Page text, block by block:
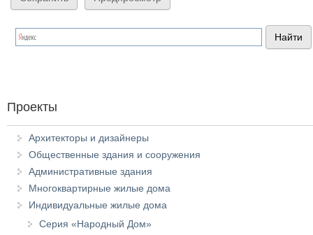
Проекты
Архитекторы и дизайнеры
Общественные здания и сооружения
Административные здания
Многоквартирные жилые дома
Индивидуальные жилые дома
Серия «Народный Дом»